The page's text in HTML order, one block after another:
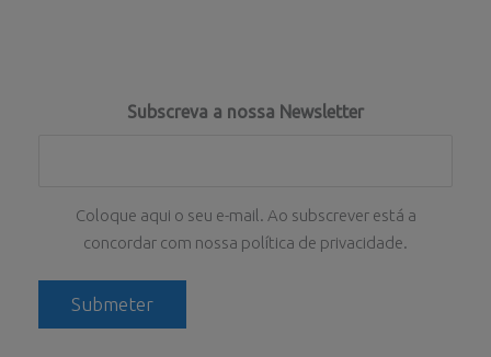
Subscreva a nossa Newsletter
Coloque aqui o seu e-mail. Ao subscrever está a
concordar com nossa política de privacidade.